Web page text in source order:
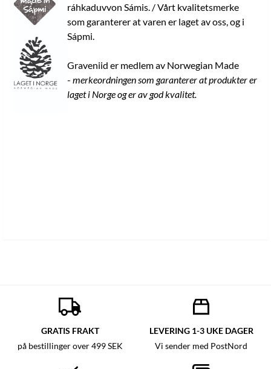
ráhkaduvvon Sámis. / Vårt kvalitetsmerke
som garanterer at varen er laget av oss, og i
Sápmi.
Graveniid er medlem av Norwegian Made
- merkeordningen som garanterer at produkter er
laget i Norge og er av god kvalitet.
GRATIS FRAKT
på bestillinger over 499 SEK
LEVERING 1-3 UKE DAGER
Vi sender med PostNord